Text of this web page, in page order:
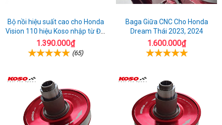
Bộ nồi hiệu suất cao cho Honda
Vision 110 hiệu Koso nhập từ Đài
Loan
1.390.000₫
(65)
Baga Giữa CNC Cho Honda
Dream Thái 2023, 2024
1.600.000₫